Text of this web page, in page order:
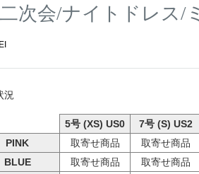
次会/ナイトドレス/
況
5号 (XS) US0 7号 (S) US2
PINK
取寄せ商品 取寄せ商品
BLUE
取寄せ商品 取寄せ商品